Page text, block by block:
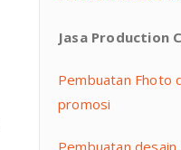
Jasa Production
Pembuatan Fhoto
promosi
Pembuatan